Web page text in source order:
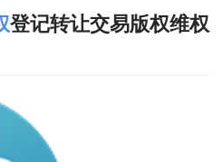
登记转让交易版权维权